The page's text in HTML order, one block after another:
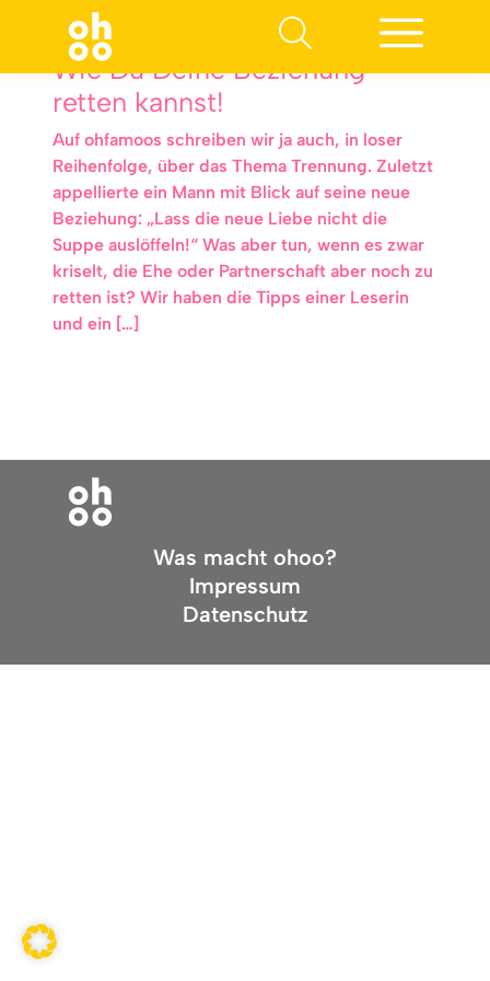
Wie Du Deine Beziehung
retten kannst!
Auf ohfamoos schreiben wir ja auch, in loser
Reihenfolge, über das Thema Trennung. Zuletzt
appellierte ein Mann mit Blick auf seine neue
Beziehung: „Lass die neue Liebe nicht die
Suppe auslöffeln!“ Was aber tun, wenn es zwar
kriselt, die Ehe oder Partnerschaft aber noch zu
retten ist? Wir haben die Tipps einer Leserin
und ein […]
Was macht ohoo?
Impressum
Datenschutz